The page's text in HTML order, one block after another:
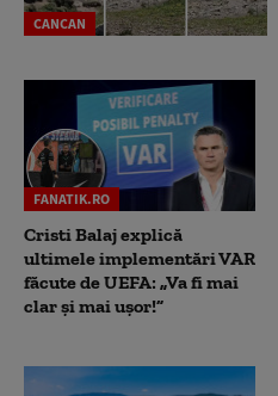
CANCAN
FANATIK.RO
Cristi Balaj explică
ultimele implementări VAR
făcute de UEFA: „Va fi mai
clar și mai ușor!”